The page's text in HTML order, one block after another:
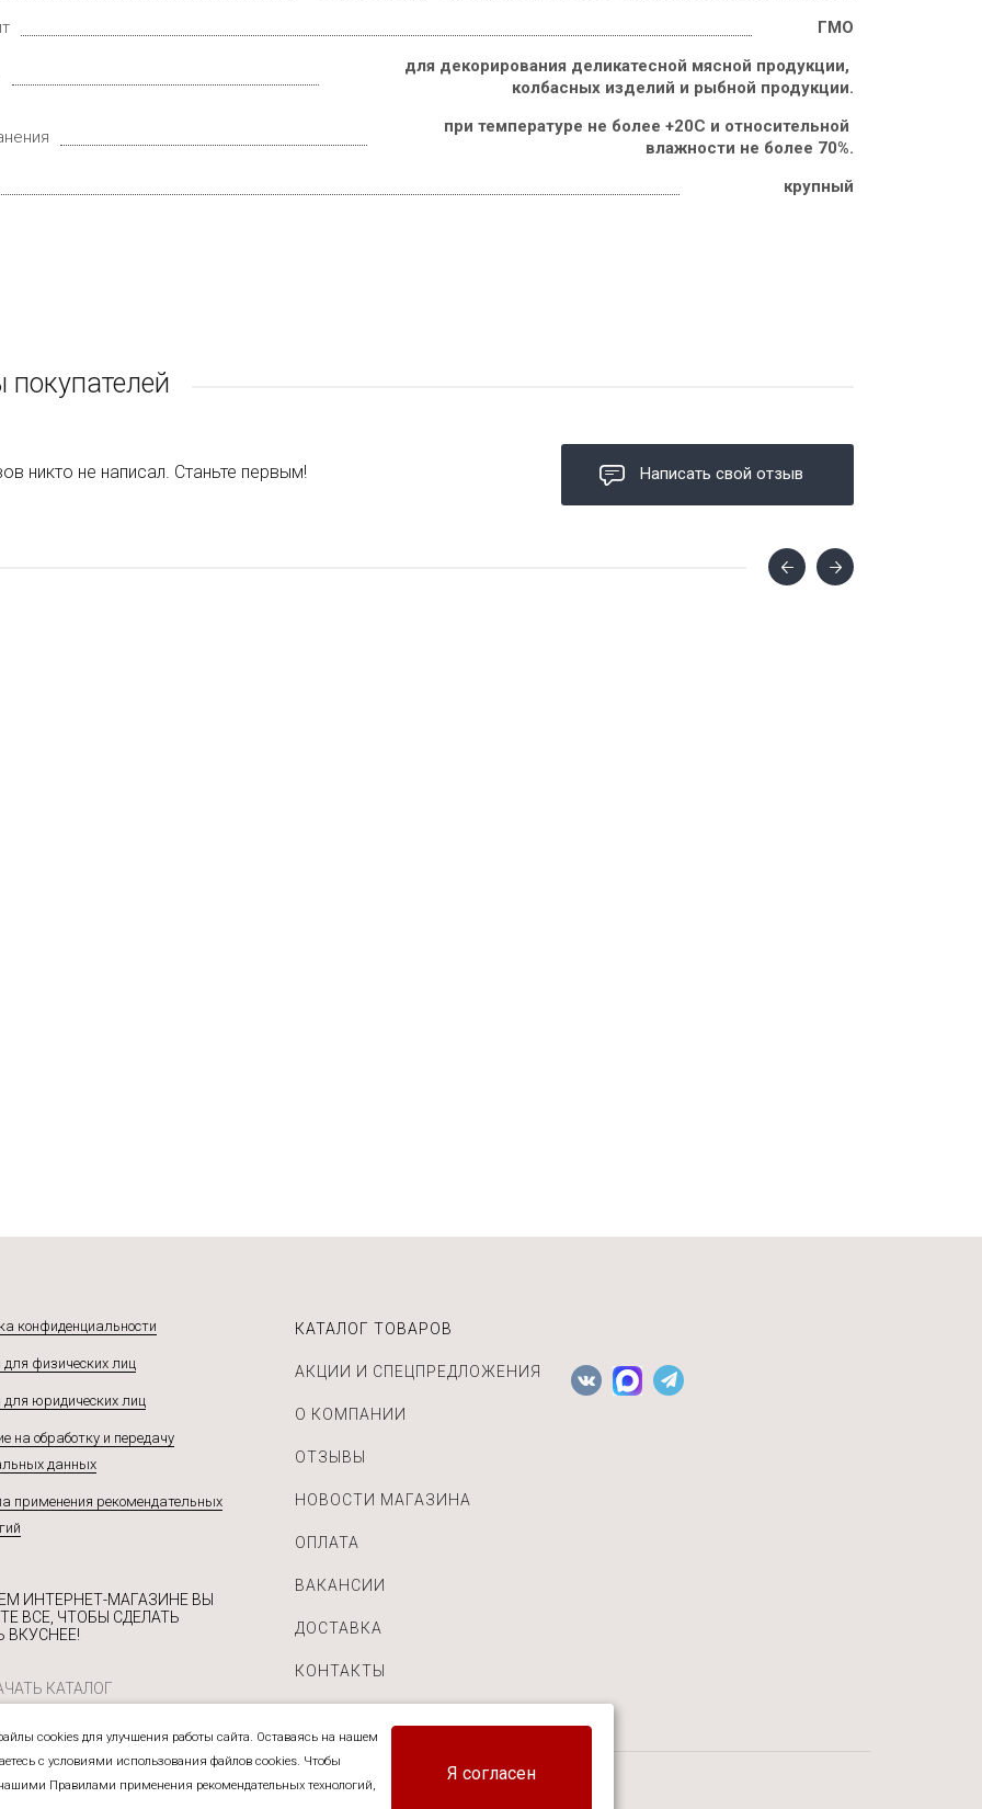
ГМО
для декорирования деликатесной мясной продукции,
колбасных изделий и рыбной продукции.
при температуре не более +20С и относительной
влажности не более 70%.
крупный
Написать свой отзыв
никто не написал. Станьте первым!
конфиденциальности
физических лиц
юридических лиц
на обработку и передачу
данных
применения рекомендательных
ИНТЕРНЕТ-МАГАЗИНЕ ВЫ
ВСЕ, ЧТОБЫ СДЕЛАТЬ
ВКУСНЕЕ!
КАТАЛОГ
КАТАЛОГ ТОВАРОВ
АКЦИИ И СПЕЦПРЕДЛОЖЕНИЯ
О КОМПАНИИ
ОТЗЫВЫ
НОВОСТИ МАГАЗИНА
ОПЛАТА
ВАКАНСИИ
ДОСТАВКА
КОНТАКТЫ
и прочих пищевых
cookies для улучшения работы сайта. Оставаясь на нашем
с условиями использования файлов cookies. Чтобы
Правилами применения рекомендательных технологий,
Я согласен